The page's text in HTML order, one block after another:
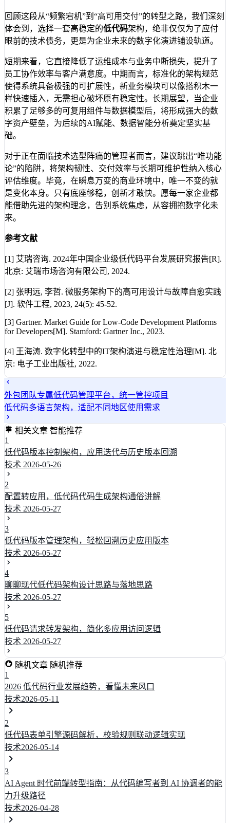
回顾这段从“频繁宕机”到“高可用交付”的转型之路，我们深刻
体会到，选择一套高稳定的低代码架构，绝非仅仅为了应付
眼前的技术债务，更是为企业未来的数字化演进铺设轨道。
短期来看，它直接降低了运维成本与业务中断损失，提升了
员工协作效率与客户满意度。中期而言，标准化的架构规范
使得系统具备极强的可扩展性，新业务模块可以像搭积木一
样快速插入，无需担心破坏原有稳定性。长期展望，当企业
积累了足够多的可复用组件与数据模型后，将形成强大的数
字资产壁垒，为后续的AI赋能、数据智能分析奠定坚实基
础。
对于正在面临技术选型阵痛的管理者而言，建议跳出“唯功能
论”的陷阱，将架构韧性、交付效率与长期可维护性纳入核心
评估维度。毕竟，在瞬息万变的商业环境中，唯一不变的就
是变化本身。只有底座够稳，创新才敢快。愿每一家企业都
能借助先进的架构理念，告别系统焦虑，从容拥抱数字化未
来。
参考文献
[1] 艾瑞咨询. 2024年中国企业级低代码平台发展研究报告[R].
北京: 艾瑞市场咨询有限公司, 2024.
[2] 张明远, 李哲. 微服务架构下的高可用设计与故障自愈实践
[J]. 软件工程, 2023, 24(5): 45-52.
[3] Gartner. Market Guide for Low-Code Development Platforms
for Developers[M]. Stamford: Gartner Inc., 2023.
[4] 王海涛. 数字化转型中的IT架构演进与稳定性治理[M]. 北
京: 电子工业出版社, 2022.
外包团队专属低代码管理平台，统一管控项目
低代码多语言架构，适配不同地区使用需求
相关文章 智能推荐
1
低代码版本控制架构，应用迭代与历史版本回溯
技术 2026-05-26
2
配置转应用，低代码代码生成架构通俗讲解
技术 2026-05-27
3
低代码版本管理架构，轻松回溯历史应用版本
技术 2026-05-27
4
聊聊现代低代码架构设计思路与落地思路
技术 2026-05-27
5
低代码请求转发架构，简化多应用访问逻辑
技术 2026-05-27
随机文章 随机推荐
1
2026 低代码行业发展趋势，看懂未来风口
技术2026-05-11
2
低代码表单引擎源码解析，校验规则联动逻辑实现
技术2026-05-14
3
AI Agent 时代前端转型指南：从代码编写者到 AI 协调者的能
力升级路径
技术2026-04-28